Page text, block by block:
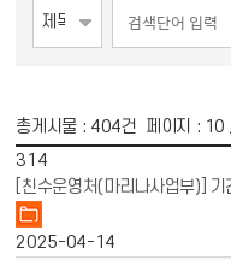
총게시물 : 404건 페이지 : 10
314
[친수운영처(마리나사업부)]
2025-04-14